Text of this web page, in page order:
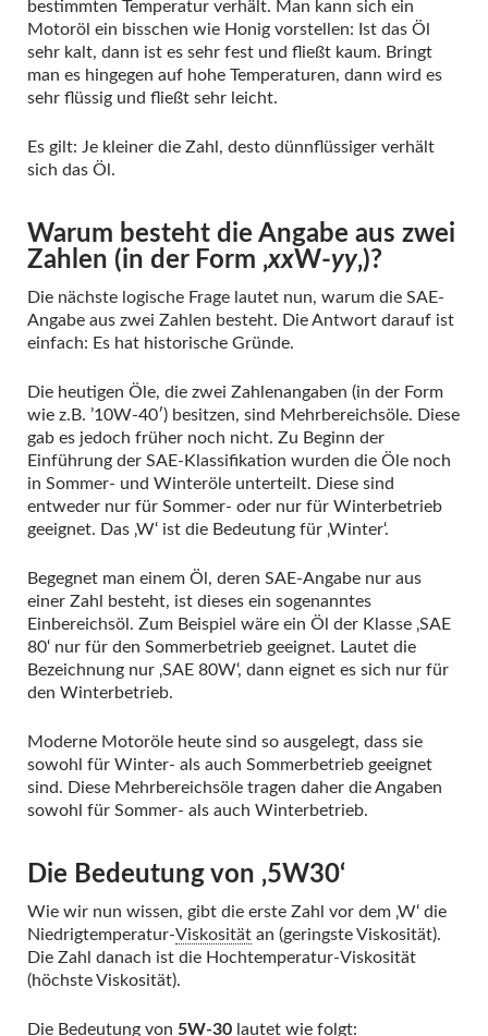
bestimmten Temperatur verhält. Man kann sich ein
Motoröl ein bisschen wie Honig vorstellen: Ist das Öl
sehr kalt, dann ist es sehr fest und fließt kaum. Bringt
man es hingegen auf hohe Temperaturen, dann wird es
sehr flüssig und fließt sehr leicht.
Es gilt: Je kleiner die Zahl, desto dünnflüssiger verhält
sich das Öl.
Warum besteht die Angabe aus zwei
Zahlen (in der Form ‚xxW-yy‚)?
Die nächste logische Frage lautet nun, warum die SAE-
Angabe aus zwei Zahlen besteht. Die Antwort darauf ist
einfach: Es hat historische Gründe.
Die heutigen Öle, die zwei Zahlenangaben (in der Form
wie z.B. ’10W-40′) besitzen, sind Mehrbereichsöle. Diese
gab es jedoch früher noch nicht. Zu Beginn der
Einführung der SAE-Klassifikation wurden die Öle noch
in Sommer- und Winteröle unterteilt. Diese sind
entweder nur für Sommer- oder nur für Winterbetrieb
geeignet. Das ‚W‘ ist die Bedeutung für ‚Winter‘.
Begegnet man einem Öl, deren SAE-Angabe nur aus
einer Zahl besteht, ist dieses ein sogenanntes
Einbereichsöl. Zum Beispiel wäre ein Öl der Klasse ‚SAE
80‘ nur für den Sommerbetrieb geeignet. Lautet die
Bezeichnung nur ‚SAE 80W‘, dann eignet es sich nur für
den Winterbetrieb.
Moderne Motoröle heute sind so ausgelegt, dass sie
sowohl für Winter- als auch Sommerbetrieb geeignet
sind. Diese Mehrbereichsöle tragen daher die Angaben
sowohl für Sommer- als auch Winterbetrieb.
Die Bedeutung von ‚5W30‘
Wie wir nun wissen, gibt die erste Zahl vor dem ‚W‘ die
Niedrigtemperatur-Viskosität an (geringste Viskosität).
Die Zahl danach ist die Hochtemperatur-Viskosität
(höchste Viskosität).
Die Bedeutung von 5W-30 lautet wie folgt: